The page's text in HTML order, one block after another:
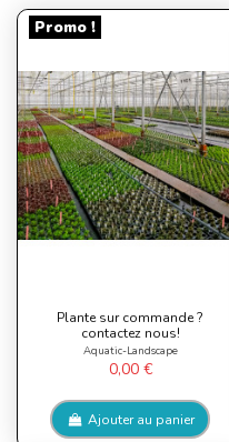
Promo !
Plante sur commande ?
contactez nous!
Aquatic-Landscape
0,00 €
Ajouter au panier